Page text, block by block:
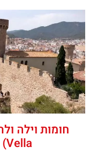
Vella) בקוסטה ברווה